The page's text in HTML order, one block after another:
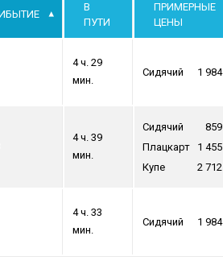
В
ПУТИ
ПРИМЕРНЫЕ
ЦЕНЫ
4 ч. 29
мин.
Сидячий 1 984
4 ч. 39
мин.
Сидячий
859
Плацкарт
1 455
Купе
2 712
4 ч. 33
мин.
Сидячий 1 984